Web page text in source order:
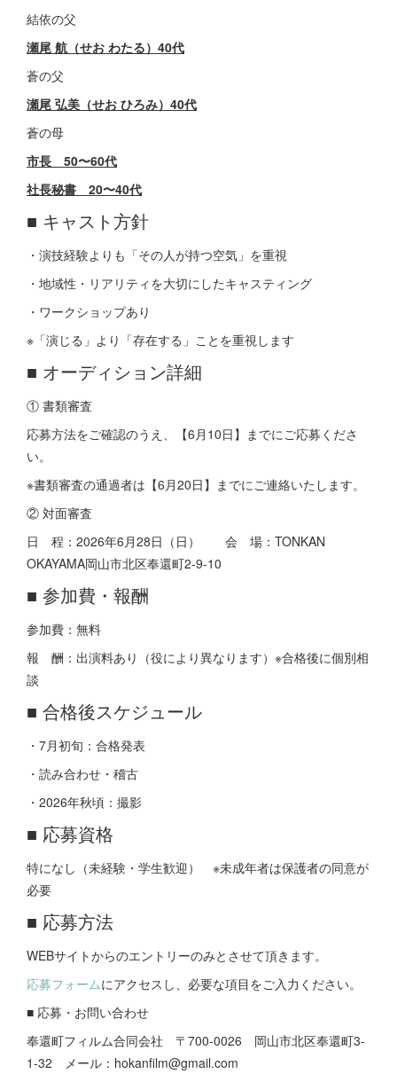
結依の父
瀬尾 航（せお わたる）40代
蒼の父
瀬尾 弘美（せお ひろみ）40代
蒼の母
市長 50〜60代
社長秘書 20〜40代
■ キャスト方針
・演技経験よりも「その人が持つ空気」を重視
・地域性・リアリティを大切にしたキャスティング
・ワークショップあり
※「演じる」より「存在する」ことを重視します
■ オーディション詳細
① 書類審査
応募方法をご確認のうえ、【6月10日】までにご応募くださ
い。
※書類審査の通過者は【6月20日】までにご連絡いたします。
② 対面審査
日 程：2026年6月28日（日） 会 場：TONKAN
OKAYAMA岡山市北区奉還町2-9-10
■ 参加費・報酬
参加費：無料
報 酬：出演料あり（役により異なります）※合格後に個別相
談
■ 合格後スケジュール
・7月初旬：合格発表
・読み合わせ・稽古
・2026年秋頃：撮影
■ 応募資格
特になし（未経験・学生歓迎） ※未成年者は保護者の同意が
必要
■ 応募方法
WEBサイトからのエントリーのみとさせて頂きます。
応募フォームにアクセスし、必要な項目をご入力ください。
■ 応募・お問い合わせ
奉還町フィルム合同会社 〒700-0026 岡山市北区奉還町3-
1-32 メール：hokanfilm@gmail.com